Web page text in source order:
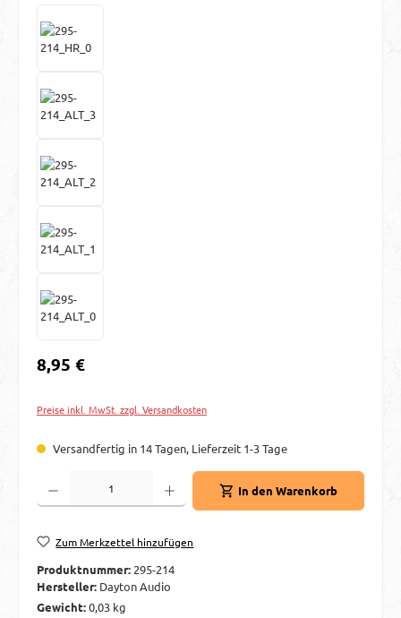
Regulärer Preis:
8,95 €
Preise inkl. MwSt. zzgl. Versandkosten
Versandfertig in 14 Tagen, Lieferzeit 1-3 Tage
Produkt Anzahl: Gib den gewünschten Wert ein oder benutze die Schaltflächen
In den Warenkorb
Zum Merkzettel hinzufügen
Produktnummer: 295-214
Hersteller: Dayton Audio
Gewicht:0,03 kg